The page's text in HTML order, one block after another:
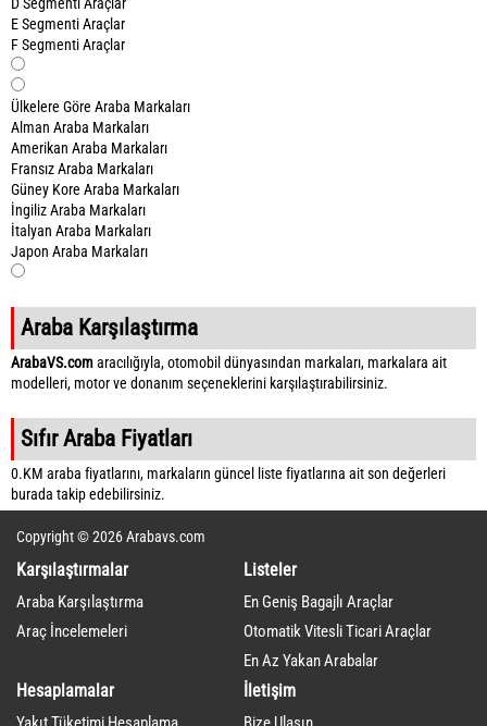
D Segmenti Araçlar
E Segmenti Araçlar
F Segmenti Araçlar
Ülkelere Göre Araba Markaları
Alman Araba Markaları
Amerikan Araba Markaları
Fransız Araba Markaları
Güney Kore Araba Markaları
İngiliz Araba Markaları
İtalyan Araba Markaları
Japon Araba Markaları
Araba Karşılaştırma
ArabaVS.comaracılığıyla, otomobil dünyasından markaları, markalara ait
modelleri, motor ve donanım seçeneklerini karşılaştırabilirsiniz.
Sıfır Araba Fiyatları
0.KM araba fiyatlarını, markaların güncel liste fiyatlarına ait son değerleri
burada takip edebilirsiniz.
Copyright © 2026 Arabavs.com
Karşılaştırmalar
Araba Karşılaştırma
Araç İncelemeleri
Listeler
En Geniş Bagajlı Araçlar
Otomatik Vitesli Ticari Araçlar
En Az Yakan Arabalar
Hesaplamalar İletişim